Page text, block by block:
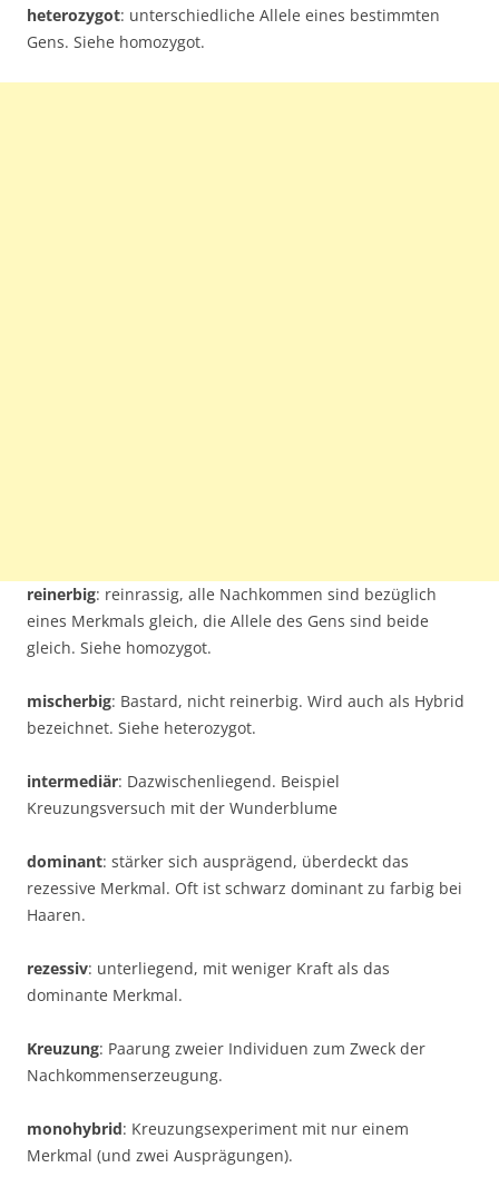
heterozygot: unterschiedliche Allele eines bestimmten
Gens. Siehe homozygot.
reinerbig: reinrassig, alle Nachkommen sind bezüglich
eines Merkmals gleich, die Allele des Gens sind beide
gleich. Siehe homozygot.
mischerbig: Bastard, nicht reinerbig. Wird auch als Hybrid
bezeichnet. Siehe heterozygot.
intermediär: Dazwischenliegend. Beispiel
Kreuzungsversuch mit der Wunderblume
dominant: stärker sich ausprägend, überdeckt das
rezessive Merkmal. Oft ist schwarz dominant zu farbig bei
Haaren.
rezessiv: unterliegend, mit weniger Kraft als das
dominante Merkmal.
Kreuzung: Paarung zweier Individuen zum Zweck der
Nachkommenserzeugung.
monohybrid: Kreuzungsexperiment mit nur einem
Merkmal (und zwei Ausprägungen).